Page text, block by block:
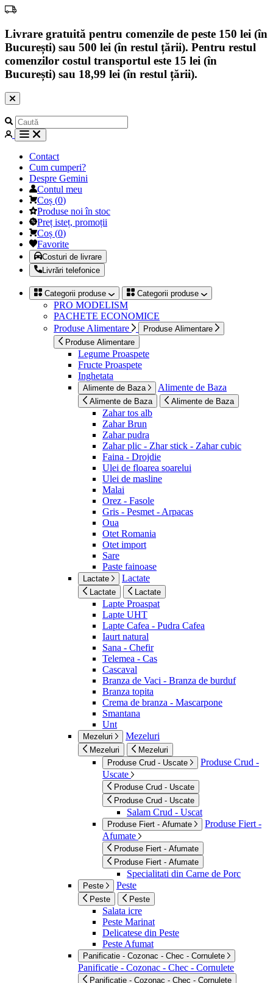
Livrare gratuită pentru comenzile de peste 150 lei (în
București) sau 500 lei (în restul țării). Pentru restul
comenzilor costul transportul este 15 lei (în
București) sau 18,99 lei (în restul țării).
Contact
Cum cumperi?
Despre Gemini
Contul meu
Coș (0)
Produse noi în stoc
Preț isteț, promoții
Coș (0)
Favorite
Costuri de livrare
Livrări telefonice
Categorii produse Categorii produse
PRO MODELISM
PACHETE ECONOMICE
Produse Alimentare
Produse Alimentare
Produse Alimentare
Legume Proaspete
Fructe Proaspete
Inghetata
Alimente de Baza Alimente de Baza
Alimente de Baza Alimente de Baza
Zahar tos alb
Zahar Brun
Zahar pudra
Zahar plic - Zhar stick - Zahar cubic
Faina - Drojdie
Ulei de floarea soarelui
Ulei de masline
Malai
Orez - Fasole
Gris - Pesmet - Arpacas
Oua
Otet Romania
Otet import
Sare
Paste fainoase
Lactate Lactate
Lactate Lactate
Lapte Proaspat
Lapte UHT
Lapte Cafea - Pudra Cafea
Iaurt natural
Sana - Chefir
Telemea - Cas
Cascaval
Branza de Vaci - Branza de burduf
Branza topita
Crema de branza - Mascarpone
Smantana
Unt
Mezeluri Mezeluri
Mezeluri
Mezeluri
Produse Crud - Uscate
Produse Crud -
Uscate
Produse Crud - Uscate
Produse Crud - Uscate
Salam Crud - Uscat
Produse Fiert - Afumate
Produse Fiert -
Afumate
Produse Fiert - Afumate
Produse Fiert - Afumate
Specialitati din Carne de Porc
Peste Peste
Peste Peste
Salata icre
Peste Marinat
Delicatese din Peste
Peste Afumat
Panificatie - Cozonac - Chec - Cornulete
Panificatie - Cozonac - Chec - Cornulete
Panificatie - Cozonac - Chec - Cornulete